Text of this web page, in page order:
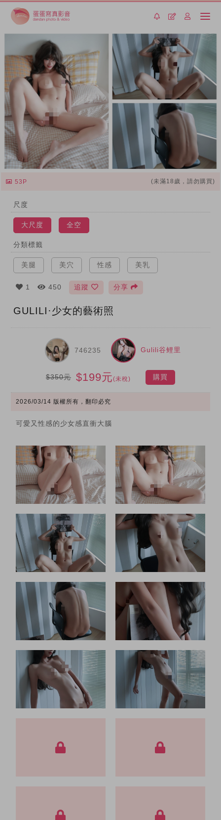
53P (未滿18歲，請勿購買)
尺度
大尺度 全空
分類標籤
美腿 美穴 性感 美乳
1 450 追蹤 分享
GULILI·少女的藝術照
746235 Gulili谷鲤里
$350元 $199元(未稅) 購買
2026/03/14 版權所有，翻印必究
可愛又性感的少女感直衝大腦